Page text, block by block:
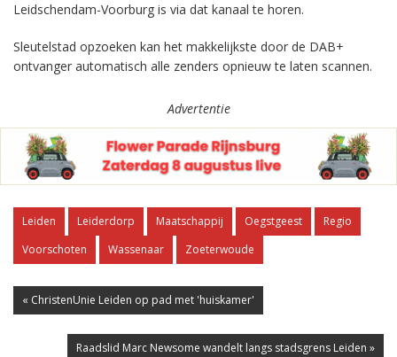
Leidschendam-Voorburg is via dat kanaal te horen.
Sleutelstad opzoeken kan het makkelijkste door de DAB+
ontvanger automatisch alle zenders opnieuw te laten scannen.
Advertentie
Leiden Leiderdorp Maatschappij Oegstgeest
Regio
Voorschoten
Wassenaar Zoeterwoude
« ChristenUnie Leiden op pad met 'huiskamer'
Raadslid Marc Newsome wandelt langs stadsgrens Leiden »